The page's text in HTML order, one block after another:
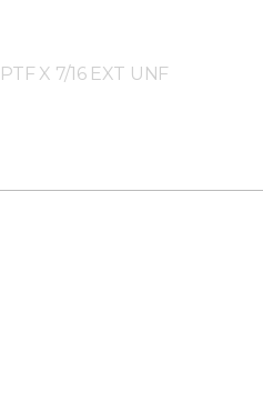
X 7/16 EXT UNF